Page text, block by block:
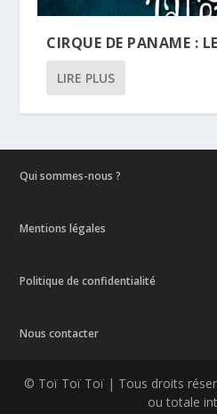
CIRQUE DE PANAME :
LIRE PLUS
Qui sommes-nous ?
Mentions légales
Politique de confidentialité
Nous contacter
© Toï Toï Toï | Tous droits
ou totale